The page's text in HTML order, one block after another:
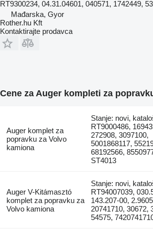
RT9300234, 04.31.04601, 040571, 1742449,
Mađarska, Gyor
Rother.hu Kft
Kontaktirajte prodavca
Cene za Auger kompleti za
Auger komplet za
popravku za Volvo
kamiona
Stanje: novi,
RT9000486,
272908, 3097100,
5001868117,
68192566,
ST4013
Auger V-Kitámasztó
komplet za popravku za
Volvo kamiona
Stanje: novi,
RT94007039,
143.207-00,
20741710, 30672,
54575,